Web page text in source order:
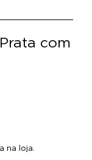
com
na loja.